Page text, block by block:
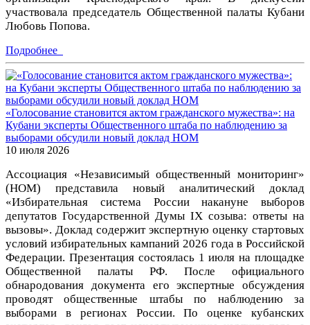
участвовала председатель Общественной палаты Кубани
Любовь Попова.
Подробнее
«Голосование становится актом гражданского мужества»: на
Кубани эксперты Общественного штаба по наблюдению за
выборами обсудили новый доклад НОМ
10 июля 2026
Ассоциация «Независимый общественный мониторинг»
(НОМ) представила новый аналитический доклад
«Избирательная система России накануне выборов
депутатов Государственной Думы IX созыва: ответы на
вызовы». Доклад содержит экспертную оценку стартовых
условий избирательных кампаний 2026 года в Российской
Федерации. Презентация состоялась 1 июля на площадке
Общественной палаты РФ. После официального
обнародования документа его экспертные обсуждения
проводят общественные штабы по наблюдению за
выборами в регионах России. По оценке кубанских